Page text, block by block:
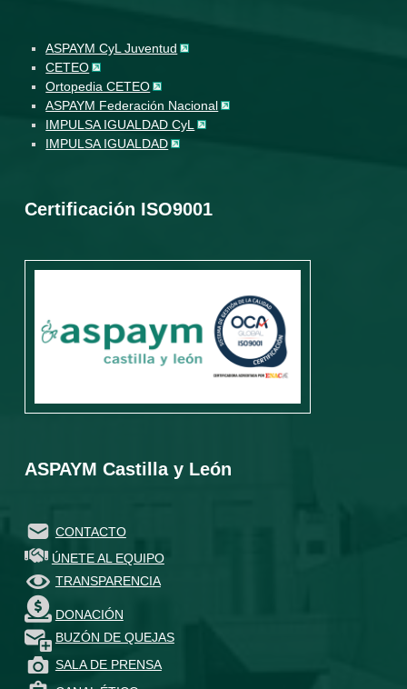
ASPAYM CyL Juventud
CETEO
Ortopedia CETEO
ASPAYM Federación Nacional
IMPULSA IGUALDAD CyL
IMPULSA IGUALDAD
Certificación ISO9001
ASPAYM Castilla y León
CONTACTO
ÚNETE AL EQUIPO
TRANSPARENCIA
DONACIÓN
BUZÓN DE QUEJAS
SALA DE PRENSA